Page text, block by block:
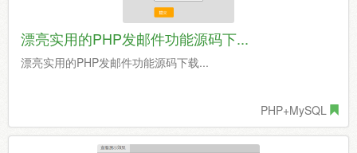
漂亮实用的PHP发邮件功能源码下...
漂亮实用的PHP发邮件功能源码下载...
PHP+MySQL